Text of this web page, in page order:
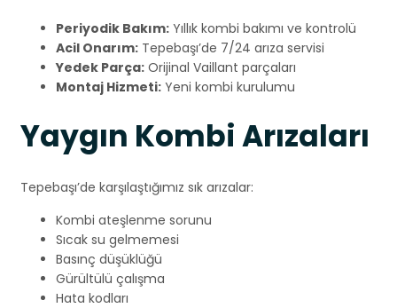
Periyodik Bakım: Yıllık kombi bakımı ve kontrolü
Acil Onarım: Tepebaşı’de 7/24 arıza servisi
Yedek Parça: Orijinal Vaillant parçaları
Montaj Hizmeti: Yeni kombi kurulumu
Yaygın Kombi Arızaları
Tepebaşı’de karşılaştığımız sık arızalar:
Kombi ateşlenme sorunu
Sıcak su gelmemesi
Basınç düşüklüğü
Gürültülü çalışma
Hata kodları